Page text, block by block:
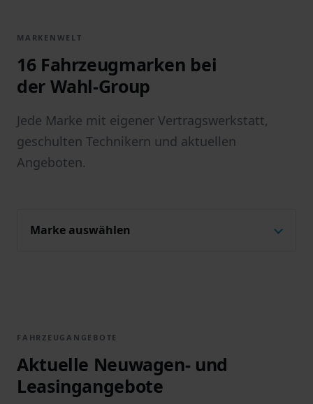
MARKENWELT
16 Fahrzeugmarken bei
der Wahl-Group
Jede Marke mit eigener Vertragswerkstatt,
geschulten Technikern und aktuellen
Angeboten.
Marke auswählen
FAHRZEUGANGEBOTE
Aktuelle Neuwagen- und
Leasingangebote